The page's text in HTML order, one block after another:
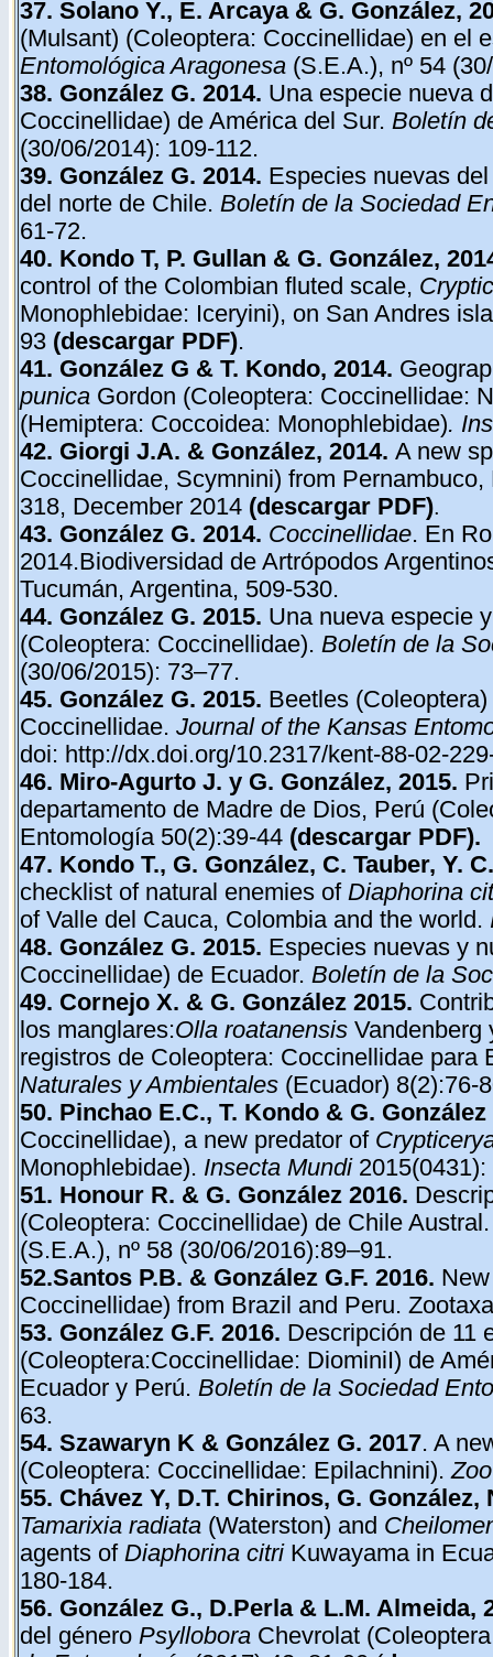
37. Solano Y., E. Arcaya & G. González,
(Mulsant) (Coleoptera: Coccinellidae) en el
Entomológica Aragonesa (S.E.A.), nº 54
38. González G. 2014. Una especie nueva
Coccinellidae) de América del Sur. Boletín
(30/06/2014): 109-112.
39. González G. 2014. Especies nuevas
del norte de Chile. Boletín de la Sociedad
61-72.
40. Kondo T, P. Gullan & G. González,
control of the Colombian fluted scale,
Monophlebidae: Iceryini), on San Andres
93 (descargar PDF).
41. González G & T. Kondo, 2014.
punica Gordon (Coleoptera: Coccinellidae:
(Hemiptera: Coccoidea: Monophlebidae).
42. Giorgi J.A. & González, 2014. A new
Coccinellidae, Scymnini) from
318, December 2014 (descargar PDF).
43. González G. 2014. Coccinellidae. En
2014.Biodiversidad de Artrópodos
Tucumán, Argentina, 509-530.
44. González G. 2015. Una nueva especie
(Coleoptera: Coccinellidae). Boletín de la
(30/06/2015): 73–77.
45. González G. 2015. Beetles
Coccinellidae. Journal of the Kansas
doi: http://dx.doi.org/10.2317/kent-88-02-
46. Miro-Agurto J. y G. González, 2015.
departamento de Madre de Dios, Perú
Entomología 50(2):39-44 (descargar PDF).
47. Kondo T., G. González, C. Tauber, Y.
checklist of natural enemies of Diaphorina
of Valle del Cauca, Colombia and the world.
48. González G. 2015. Especies nuevas y
Coccinellidae) de Ecuador. Boletín de la
49. Cornejo X. & G. González 2015.
los manglares:Olla roatanensis Vandenberg
registros de Coleoptera: Coccinellidae para
Naturales y Ambientales (Ecuador) 8(2):76-
50. Pinchao E.C., T. Kondo & G. González
Coccinellidae), a new predator of
Monophlebidae). Insecta Mundi
51. Honour R. & G. González 2016.
(Coleoptera: Coccinellidae) de Chile
(S.E.A.), nº 58 (30/06/2016):89–91.
52.Santos P.B. & González G.F. 2016.
Coccinellidae) from Brazil and Peru.
53. González G.F. 2016. Descripción de 11
(Coleoptera:Coccinellidae: DiominiI) de
Ecuador y Perú. Boletín de la Sociedad
63.
54. Szawaryn K & González G. 2017. A
(Coleoptera: Coccinellidae: Epilachnini).
55. Chávez Y, D.T. Chirinos, G.
Tamarixia radiata (Waterston) and
agents of Diaphorina citri Kuwayama in
180-184.
56. González G., D.Perla & L.M. Almeida,
del género Psyllobora Chevrolat